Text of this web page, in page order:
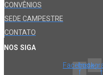
CONVÊNIOS
SEDE CAMPESTRE
CONTATO
NOS SIGA
Facebook-
f